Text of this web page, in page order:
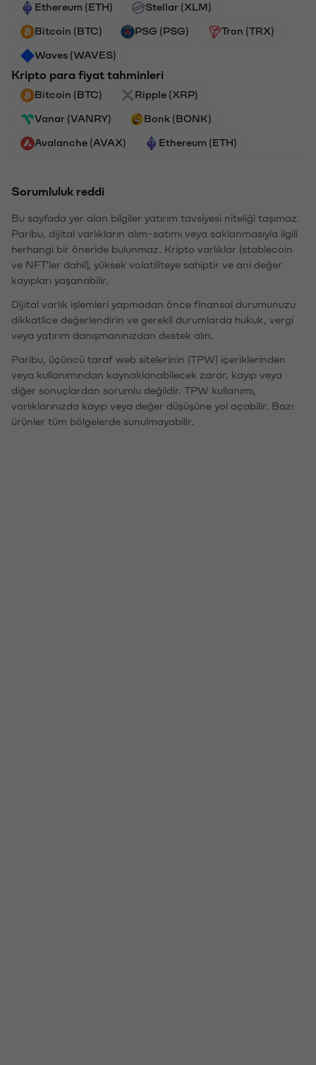
Ethereum (ETH) Stellar (XLM)
Bitcoin (BTC) PSG (PSG) Tron (TRX)
Waves (WAVES)
Kripto para fiyat tahminleri
Bitcoin (BTC) Ripple (XRP)
Vanar (VANRY) Bonk (BONK)
Avalanche (AVAX) Ethereum (ETH)
Sorumluluk reddi
Bu sayfada yer alan bilgiler yatırım tavsiyesi niteliği taşımaz.
Paribu, dijital varlıkların alım-satımı veya saklanmasıyla ilgili
herhangi bir öneride bulunmaz. Kripto varlıklar (stablecoin
ve NFT'ler dahil), yüksek volatiliteye sahiptir ve ani değer
kayıpları yaşanabilir.
Dijital varlık işlemleri yapmadan önce finansal durumunuzu
dikkatlice değerlendirin ve gerekli durumlarda hukuk, vergi
veya yatırım danışmanınızdan destek alın.
Paribu, üçüncü taraf web sitelerinin (TPW) içeriklerinden
veya kullanımından kaynaklanabilecek zarar, kayıp veya
diğer sonuçlardan sorumlu değildir. TPW kullanımı,
varlıklarınızda kayıp veya değer düşüşüne yol açabilir. Bazı
ürünler tüm bölgelerde sunulmayabilir.